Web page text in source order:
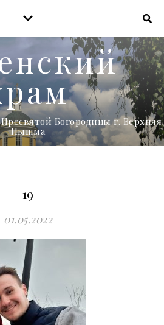
Богородицы г. Верхняя
Пышма
19
01.05.2022